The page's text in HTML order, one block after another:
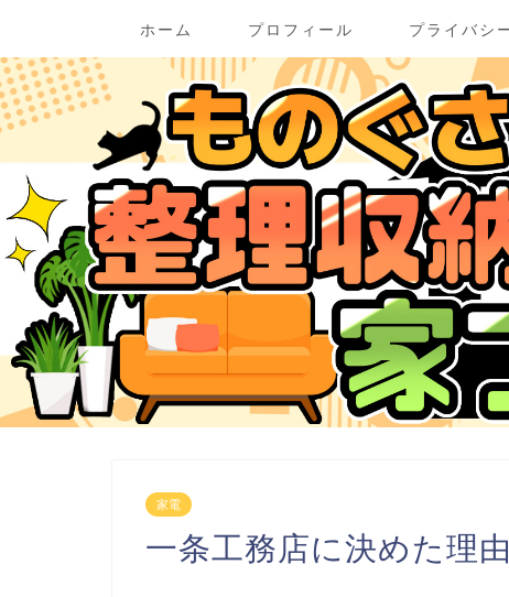
ホーム プロフィール プライバシ
家電
一条工務店に決めた理